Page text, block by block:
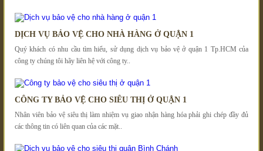
DỊCH VỤ BẢO VỆ CHO NHÀ HÀNG Ở QUẬN 1
Quý khách có nhu cầu tìm hiểu, sử dụng dịch vụ bảo vệ ở quận 1 Tp.HCM của
công ty chúng tôi hãy liên hệ với công ty..
CÔNG TY BẢO VỆ CHO SIÊU THỊ Ở QUẬN 1
Nhân viên bảo vệ siêu thị làm nhiệm vụ giao nhận hàng hóa phải ghi chép đầy đủ
các thông tin có liên quan của các mặt..